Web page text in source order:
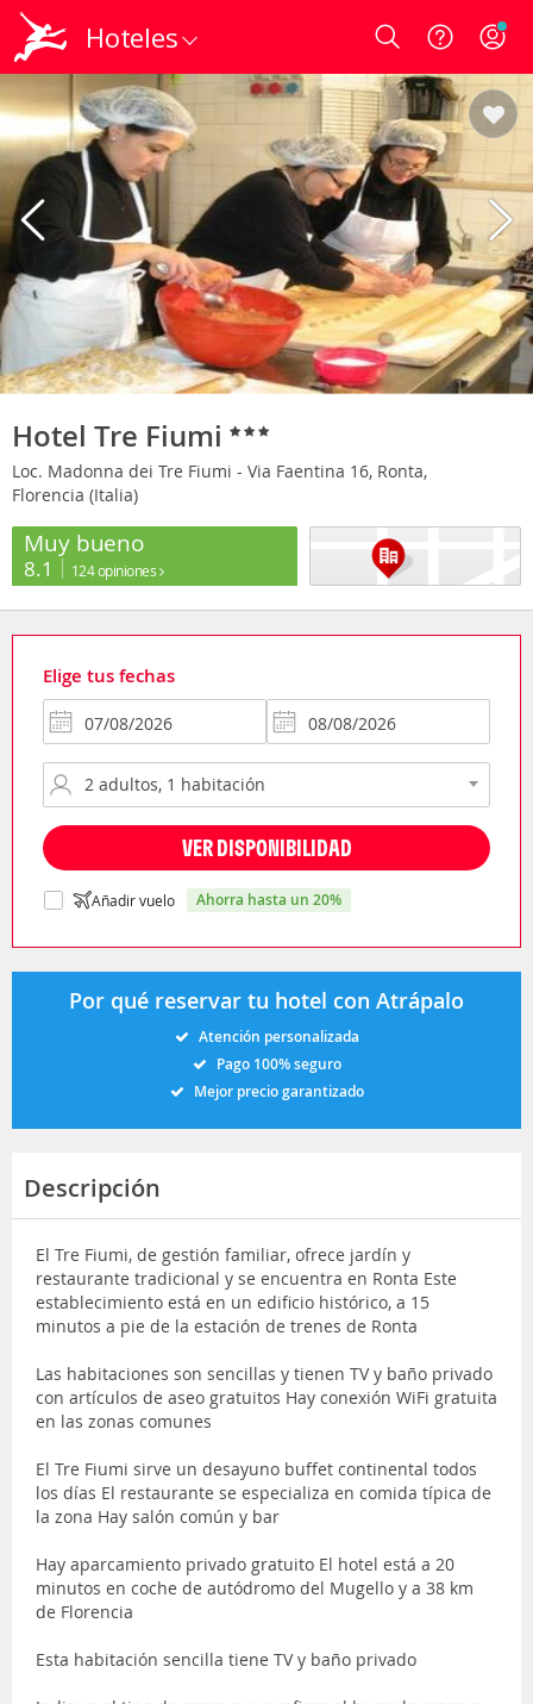
Hoteles Login
Hotel Tre Fiumi
Loc. Madonna dei Tre Fiumi - Via Faentina 16, Ronta,
Florencia (Italia)
Muy bueno
8.1 124 opiniones
Elige tus fechas
VER DISPONIBILIDAD
Añadir vuelo ahorra hasta un 20%
Por qué reservar tu hotel con Atrápalo
Atención personalizada
Pago 100% seguro
Mejor precio garantizado
Descripción
El Tre Fiumi, de gestión familiar, ofrece jardín y
restaurante tradicional y se encuentra en Ronta Este
establecimiento está en un edificio histórico, a 15
minutos a pie de la estación de trenes de Ronta
Las habitaciones son sencillas y tienen TV y baño privado
con artículos de aseo gratuitos Hay conexión WiFi gratuita
en las zonas comunes
El Tre Fiumi sirve un desayuno buffet continental todos
los días El restaurante se especializa en comida típica de
la zona Hay salón común y bar
Hay aparcamiento privado gratuito El hotel está a 20
minutos en coche de autódromo del Mugello y a 38 km
de Florencia
Esta habitación sencilla tiene TV y baño privado